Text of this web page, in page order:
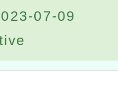
07-09